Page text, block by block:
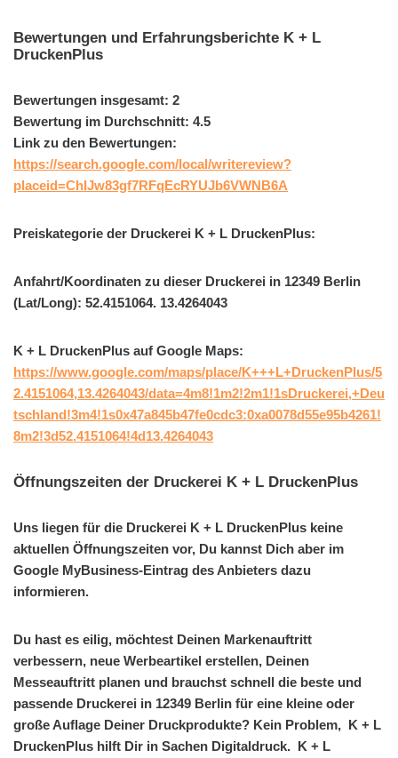
Bewertungen und Erfahrungsberichte K + L
DruckenPlus
Bewertungen insgesamt: 2
Bewertung im Durchschnitt: 4.5
Link zu den Bewertungen:
https://search.google.com/local/writereview?
placeid=ChIJw83gf7RFqEcRYUJb6VWNB6A
Preiskategorie der Druckerei K + L DruckenPlus:
Anfahrt/Koordinaten zu dieser Druckerei in 12349 Berlin
(Lat/Long): 52.4151064. 13.4264043
K + L DruckenPlus auf Google Maps:
https://www.google.com/maps/place/K+++L+DruckenPlus/5
2.4151064,13.4264043/data=4m8!1m2!2m1!1sDruckerei,+Deu
tschland!3m4!1s0x47a845b47fe0cdc3:0xa0078d55e95b4261!
8m2!3d52.4151064!4d13.4264043
Öffnungszeiten der Druckerei K + L DruckenPlus
Uns liegen für die Druckerei K + L DruckenPlus keine
aktuellen Öffnungszeiten vor, Du kannst Dich aber im
Google MyBusiness-Eintrag des Anbieters dazu
informieren.
Du hast es eilig, möchtest Deinen Markenauftritt
verbessern, neue Werbeartikel erstellen, Deinen
Messeauftritt planen und brauchst schnell die beste und
passende Druckerei in 12349 Berlin für eine kleine oder
große Auflage Deiner Druckprodukte? Kein Problem, K + L
DruckenPlus hilft Dir in Sachen Digitaldruck. K + L